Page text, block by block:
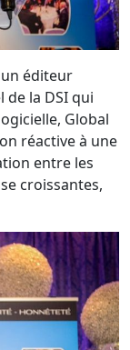
éditeur
la DSI qui
Global
réactive à une
entre les
croissantes,